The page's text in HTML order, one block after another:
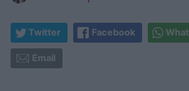
Twitter Facebook
Email